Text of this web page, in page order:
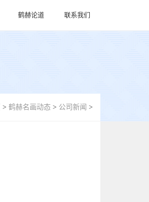
鹤赫论道 联系我们
> 鹤赫名画动态 > 公司新闻 >